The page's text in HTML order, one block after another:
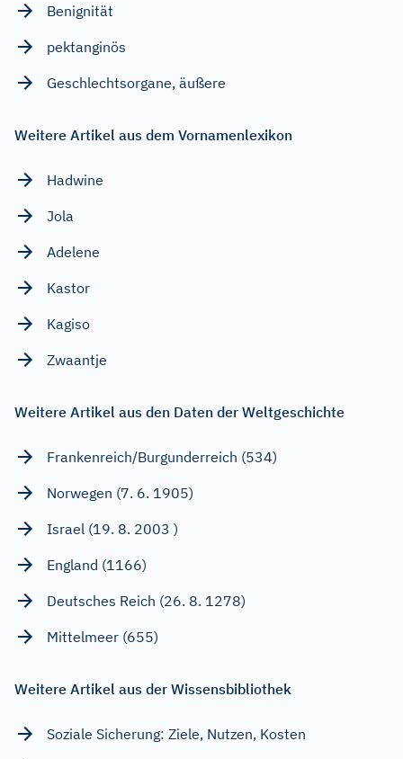
Benignität
pektanginös
Geschlechtsorgane, äußere
Weitere Artikel aus dem Vornamenlexikon
Hadwine
Jola
Adelene
Kastor
Kagiso
Zwaantje
Weitere Artikel aus den Daten der Weltgeschichte
Frankenreich/Burgunderreich (534)
Norwegen (7. 6. 1905)
Israel (19. 8. 2003 )
England (1166)
Deutsches Reich (26. 8. 1278)
Mittelmeer (655)
Weitere Artikel aus der Wissensbibliothek
Soziale Sicherung: Ziele, Nutzen, Kosten